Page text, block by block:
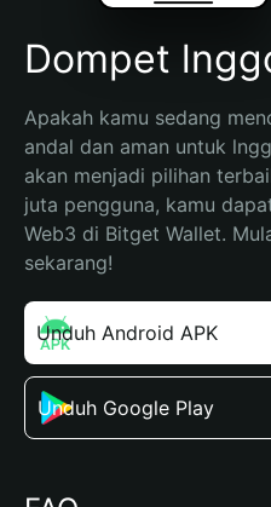
Dompet
Apakah kamu sedang
andal dan aman untuk
akan menjadi pilihan
juta pengguna, kamu
Web3 di Bitget Wallet.
sekarang!
Unduh Android APK
Unduh Google Play